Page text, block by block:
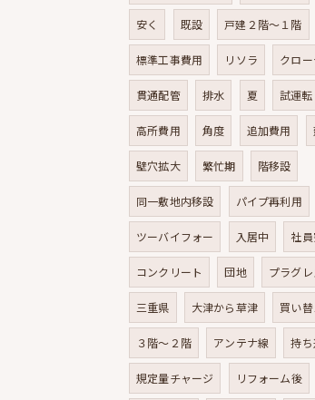
安く 既設 戸建２階～１階
標準工事費用 リソラ クロ
貫通配管 排水 夏 試運転
高所費用 角度 追加費用
壁穴拡大 繁忙期 階移設
同一敷地内移設 パイプ再利用
ツーバイフォー 入居中 社
コンクリート 団地 プラグ
三重県 大津から草津 買い替
３階～２階 アンテナ線 持
規定量チャージ リフォーム後